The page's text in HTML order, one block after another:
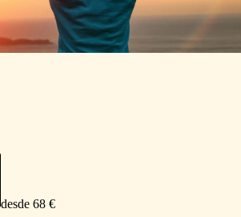
desde 68 €